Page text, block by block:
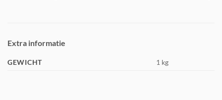
Extra informatie
GEWICHT 1 kg